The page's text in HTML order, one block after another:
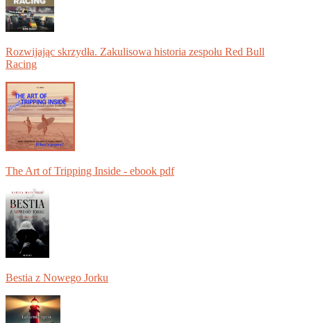
Rozwijając skrzydła. Zakulisowa historia zespołu Red Bull
Racing
The Art of Tripping Inside - ebook pdf
Bestia z Nowego Jorku